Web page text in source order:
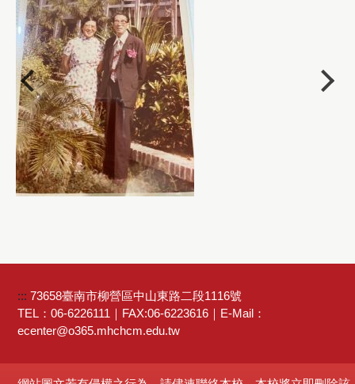
::: 73658臺南市柳營區中山東路二段1116號
TEL：06-6226111｜FAX:06-6223616｜E-Mail：
ecenter@o365.mhchcm.edu.tw